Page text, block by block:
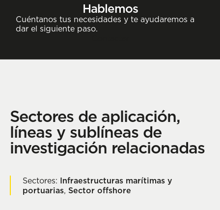
Hablemos
Cuéntanos tus necesidades y te ayudaremos a
dar el siguiente paso.
Sectores de aplicación,
líneas y sublíneas de
investigación relacionadas
Sectores: Infraestructuras marítimas y
portuarias, Sector offshore